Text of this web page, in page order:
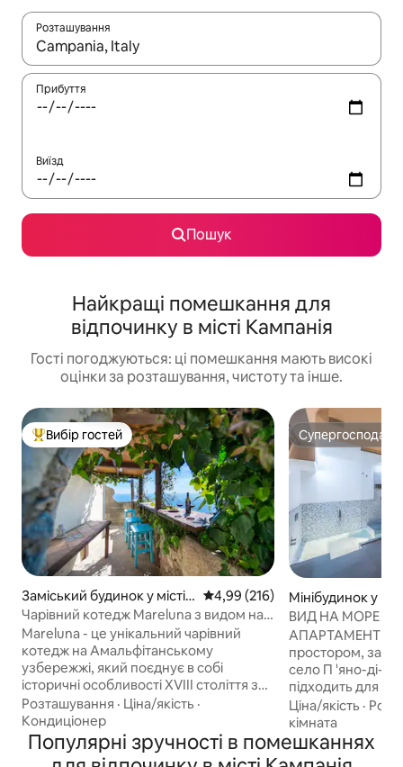
Розташування
Отримавши результати пошуку, використовуйте для
Прибуття
Виїзд
Пошук
Найкращі помешкання для
відпочинку в місті Кампанія
Гості погоджуються: ці помешкання мають високі
оцінки за розташування, чистоту та інше.
Топ вибір гостей
Вибір гостей
Заміський будинок у місті
Conca dei Marini
Середня оцінка: 4,99 з 5,
4,99 (216)
Чарівний котедж Mareluna з видом на
Капрі
Mareluna - це унікальний чарівний
котедж на Амальфітанському
узбережжі, який поєднує в собі
історичні особливості XVIII століття з
сучасною розкішшю. Звідси
відкривається приголомшливий
панорамний вид на море та елегантні
інтер 'єри з такими деталями, як
Розташування · Ціна/якість ·
Кондиціонер
Супергосподар
Супергосподар
Мінібудинок у
Sorrento
ВИД НА МОРЕ
АПАРТАМЕНТИ-
простором, занурені в приморське
село П 'яно-ді-
підходить для
відпочинків або
втекти від хаосу
період
море оснащений
Ціна/якість ·
кімната
Популярні зручності в помешканнях